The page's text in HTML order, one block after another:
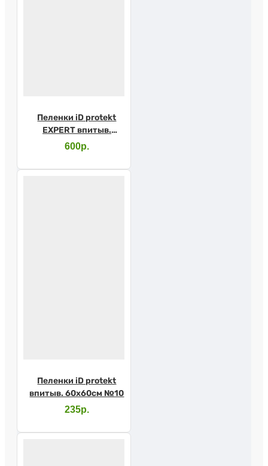
Пеленки iD protekt
EXPERT впитыв.
60х90см №30
600р.
Пеленки iD protekt
впитыв. 60х60см №10
235р.